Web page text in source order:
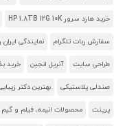
خرید هارد سرور HP 1.8TB 12G 10K
سفارش ربات تلگرام نمایندگی ایران
طراحی سایت آنریل انجین خرید
صندلی پلاستیکی بهترین دکتر
پرینت محصولات انیمه، فیلم و گیم